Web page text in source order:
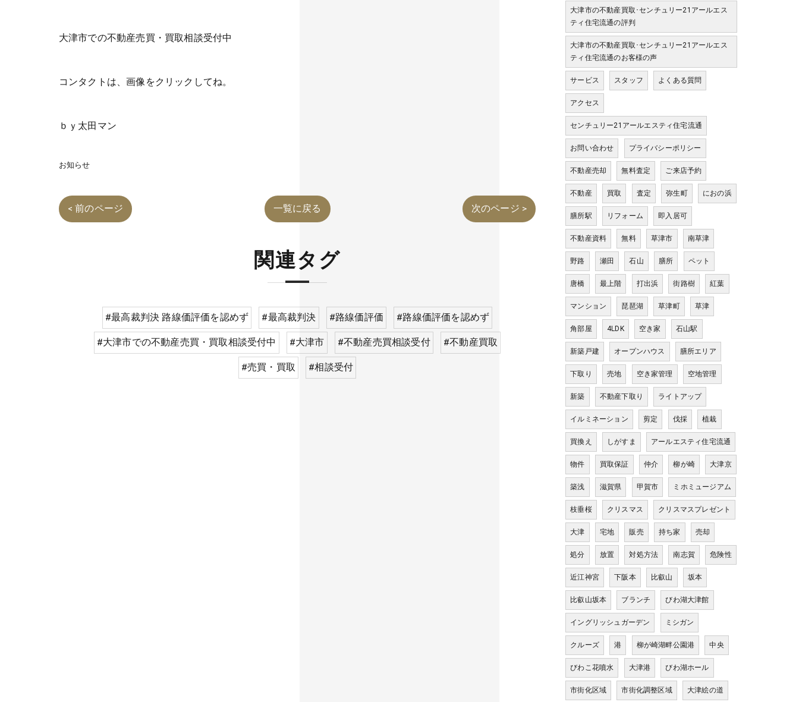
大津市での不動産売買・買取相談受付中
コンタクトは、画像をクリックしてね。
ｂｙ太田マン
お知らせ
< 前のページ 一覧に戻る 次のページ >
関連タグ
#最高裁判決 路線価評価を認めず #最高裁判決 #路線価評価 #路線価評価を認めず
#大津市での不動産売買・買取相談受付中 #大津市 #不動産売買相談受付 #不動産買取
#売買・買取 #相談受付
大津市の不動産買取･センチュリー21アールエス
ティ住宅流通の評判
大津市の不動産買取･センチュリー21アールエス
ティ住宅流通のお客様の声
サービス スタッフ よくある質問
アクセス
センチュリー21アールエスティ住宅流通
お問い合わせ プライバシーポリシー
不動産売却 無料査定 ご来店予約
不動産 買取 査定 弥生町 におの浜
膳所駅 リフォーム 即入居可
不動産資料 無料 草津市 南草津
野路 瀬田 石山 膳所 ペット
唐橋 最上階 打出浜 街路樹 紅葉
マンション 琵琶湖 草津町 草津
角部屋 4LDK 空き家 石山駅
新築戸建 オープンハウス 膳所エリア
下取り 売地 空き家管理 空地管理
新築 不動産下取り ライトアップ
イルミネーション 剪定 伐採 植栽
買換え しがすま アールエスティ住宅流通
物件 買取保証 仲介 柳が崎 大津京
築浅 滋賀県 甲賀市 ミホミュージアム
枝垂桜 クリスマス クリスマスプレゼント
大津 宅地 販売 持ち家 売却
処分 放置 対処方法 南志賀 危険性
近江神宮 下阪本 比叡山 坂本
比叡山坂本 ブランチ びわ湖大津館
イングリッシュガーデン ミシガン
クルーズ 港 柳が崎湖畔公園港 中央
びわこ花噴水 大津港 びわ湖ホール
市街化区域 市街化調整区域 大津絵の道